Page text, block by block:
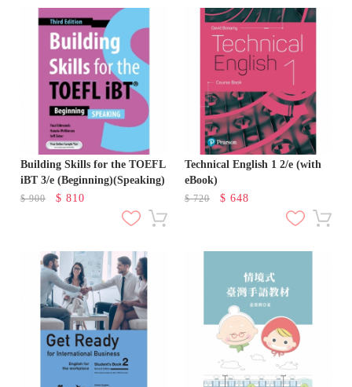
Building Skills for the TOEFL
iBT 3/e (Beginning)(Speaking)
$900 $ 810
Technical English 1 2/e (with
eBook)
$720 $ 648